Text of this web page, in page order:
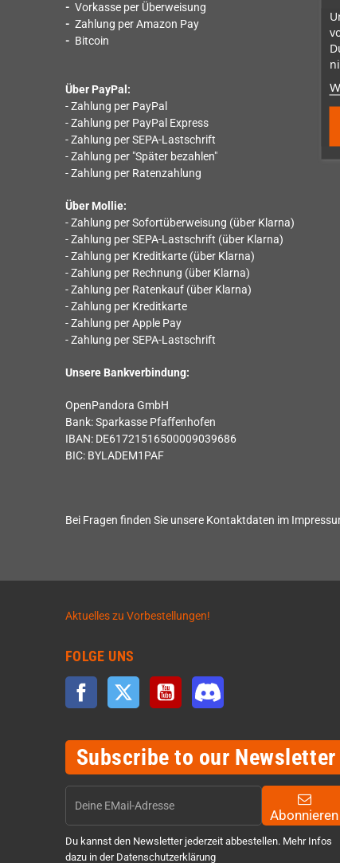
- Vorkasse per Überweisung
- Zahlung per Amazon Pay
- Bitcoin
Über PayPal:
- Zahlung per PayPal
- Zahlung per PayPal Express
- Zahlung per SEPA-Lastschrift
- Zahlung per "Später bezahlen"
- Zahlung per Ratenzahlung
Über Mollie:
- Zahlung per Sofortüberweisung (über Klarna)
- Zahlung per SEPA-Lastschrift (über Klarna)
- Zahlung per Kreditkarte (über Klarna)
- Zahlung per Rechnung (über Klarna)
- Zahlung per Ratenkauf (über Klarna)
- Zahlung per Kreditkarte
- Zahlung per Apple Pay
- Zahlung per SEPA-Lastschrift
Unsere Bankverbindung:
OpenPandora GmbH
Bank: Sparkasse Pfaﬀenhofen
IBAN: DE61721516500009039686
BIC: BYLADEM1PAF
Bei Fragen finden Sie unsere Kontaktdaten im
Aktuelles zu Vorbestellungen!
FOLGE UNS
Facebook Twitter YouTube
Subscribe to our Newsletter
Abonnieren
Du kannst den Newsletter jederzeit abbestellen. Mehr Infos
dazu in der Datenschutzerklärung